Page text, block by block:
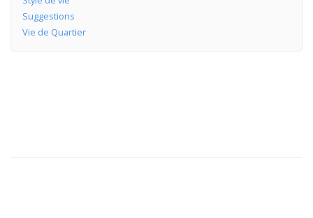
Suggestions
Vie de Quartier